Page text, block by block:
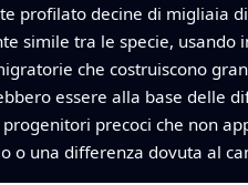
profilato decine di migliaia
simile tra le specie, usando
che costruiscono
essere alla base delle
precoci che non
o una differenza dovuta al